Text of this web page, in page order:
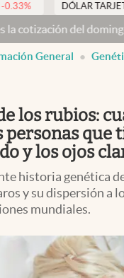
DÓLAR TARJETA $ 1976
del domingo 9 de
General
los rubios:
personas que
y los ojos
historia genética
y su dispersión a
mundiales.